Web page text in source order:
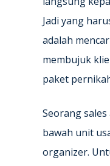
Jadi yang
adalah
membujuk
paket
Seorang
bawah unit
organizer.